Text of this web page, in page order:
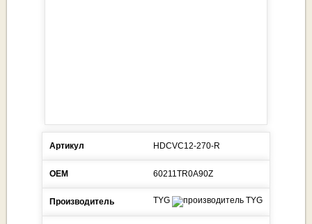
Артикул HDCVC12-270-R
ОЕМ 60211TR0A90Z
Производитель TYG